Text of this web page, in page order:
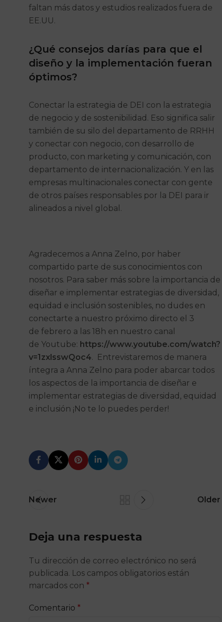
faltan más datos y estudios realizados fuera de
EE.UU.
¿Qué consejos darías para que el
diseño y la implementación fueran
óptimos?
Conectar la estrategia de DEI con la estrategia
de negocio y de sostenibilidad. Eso significa salir
también de su silo del departamento de RRHH
y conectar con negocio, con desarrollo de
producto, con marketing y comunicación, con
departamento de internacionalización. Y en las
empresas multinacionales conectar con gente
de otros países responsables por la DEI para ir
alineados a nivel global.
Agradecemos a Anna Zelno, por haber
compartido parte de sus conocimientos con
nosotros. Para saber más sobre la importancia de
diseñar e implementar estrategias de diversidad,
equidad e inclusión sostenibles, no dudes en
conectarte a nuestro próximo directo el 3
de febrero a las 18h en nuestro canal
de Youtube: https://www.youtube.com/watch?
v=1zxlsswQoc4. Entrevistaremos de manera
íntegra a Anna Zelno para poder abarcar todos
los aspectos de la importancia de diseñar e
implementar estrategias de diversidad, equidad
e inclusión ¡No te lo puedes perder!
Newer Older
Deja una respuesta
Tu dirección de correo electrónico no será
publicada. Los campos obligatorios están
marcados con *
Comentario *